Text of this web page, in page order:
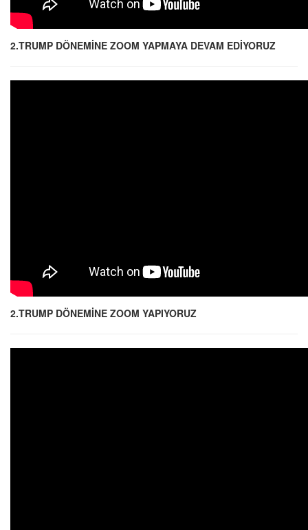
2.TRUMP DÖNEMİNE ZOOM YAPMAYA DEVAM EDİYORUZ
2.TRUMP DÖNEMİNE ZOOM YAPIYORUZ